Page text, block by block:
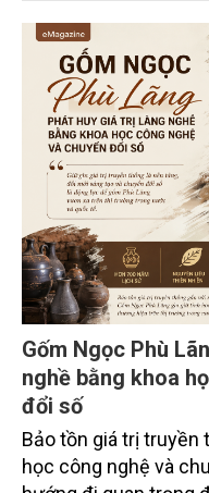
trường phối hợp với
tỉnh Lai Châu tổ
hút sự tham gia của
các đơn vị thuộc Bộ
chuyên gia, nhà
trường tỉnh Lai Châu
doanh nghiệp ở các
Gốm Ngọc Phù
nghề bằng khoa
đổi số
Bảo tồn giá trị truyền
học công nghệ và